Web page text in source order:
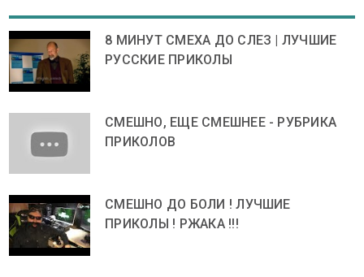
8 МИНУТ СМЕХА ДО СЛЕЗ | ЛУЧШИЕ
РУССКИЕ ПРИКОЛЫ
СМЕШНО, ЕЩЕ СМЕШНЕЕ - РУБРИКА
ПРИКОЛОВ
СМЕШНО ДО БОЛИ ! ЛУЧШИЕ
ПРИКОЛЫ ! РЖАКА !!!